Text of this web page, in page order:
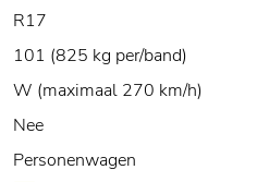
R17
101 (825 kg per/band)
W (maximaal 270 km/h)
Nee
Personenwagen